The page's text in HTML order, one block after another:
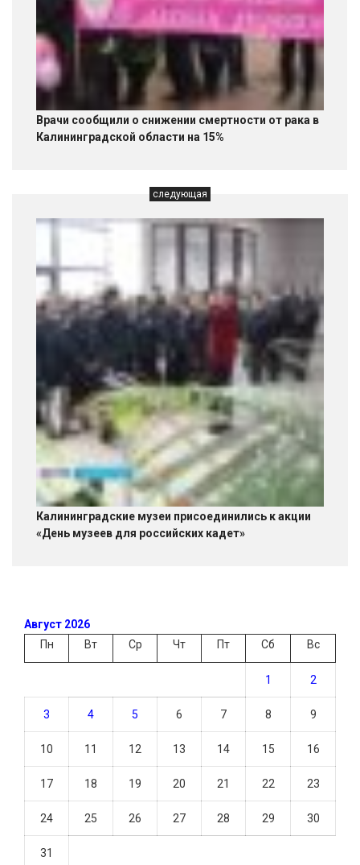
Врачи сообщили о снижении смертности от рака в
Калининградской области на 15%
следующая
Калининградские музеи присоединились к акции
«День музеев для российских кадет»
Август 2026
Пн
Вт Ср Чт Пт Сб Вс
1 2
3 4 5 6 7 8 9
10 11 12 13 14 15 16
17 18 19 20 21 22 23
24 25 26 27 28 29 30
31